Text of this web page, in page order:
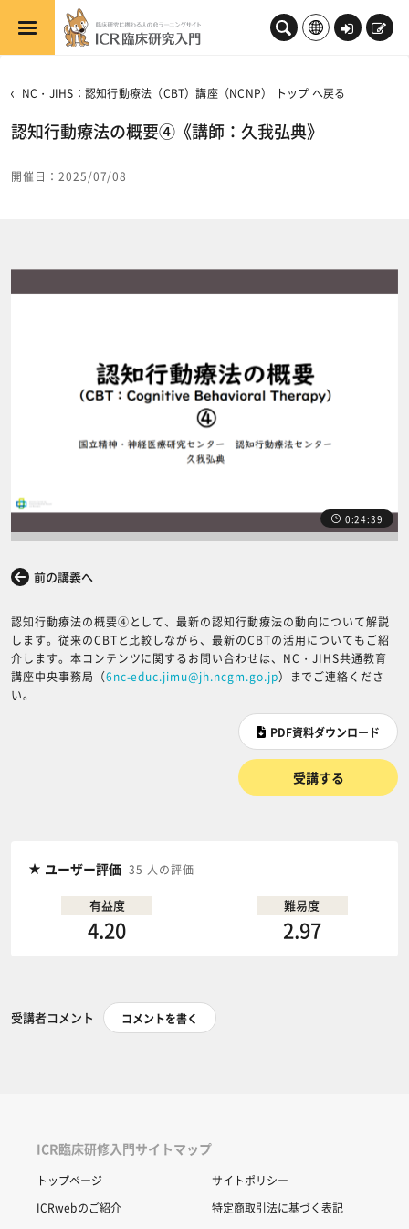
メインコンテンツへスキップする
ロ
ン
新
NC・JIHS：認知行動療法（CBT）講座（NCNP） トップ へ戻る
認知行動療法の概要④《講師：久我弘典》
開催日：2025/07/08
0:24:39
前の講義へ
認知行動療法の概要④として、最新の認知行動療法の動向について解説
します。従来のCBTと比較しながら、最新のCBTの活用についてもご紹
介します。本コンテンツに関するお問い合わせは、NC・JIHS共通教育
講座中央事務局（6nc-educ.jimu@jh.ncgm.go.jp）までご連絡くださ
い。
PDF資料ダウンロード
受講する
ユーザー評価 35 人の評価
有益度
4.20
難易度
2.97
受講者コメント コメントを書く
ICR臨床研修入門サイトマップ
トップページ
ICRwebのご紹介
サイトポリシー
特定商取引法に基づく表記